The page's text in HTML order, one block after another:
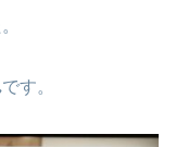
です。